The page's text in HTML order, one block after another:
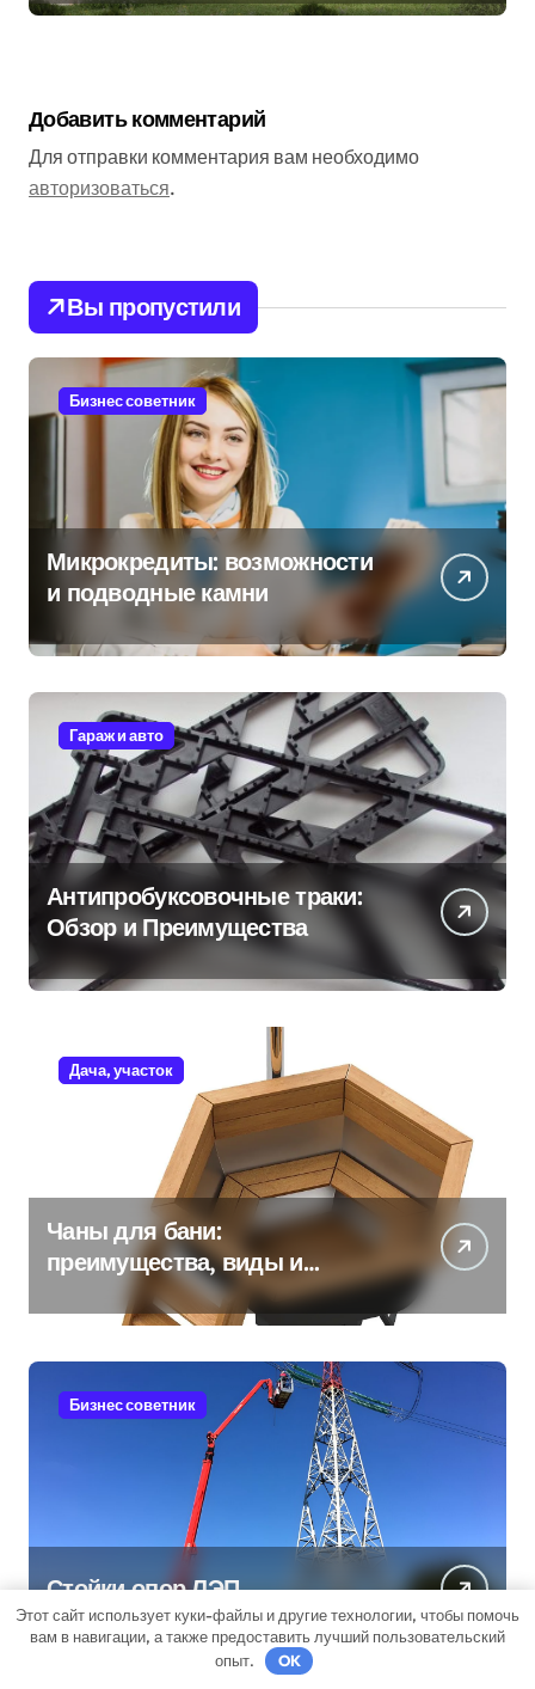
Добавить комментарий
Для отправки комментария вам необходимо
авторизоваться.
Вы пропустили
Бизнес советник
Микрокредиты: возможности
и подводные камни
Гараж и авто
Антипробуксовочные траки:
Обзор и Преимущества
Дача, участок
Чаны для бани:
преимущества, виды и
особенности использования
Бизнес советник
Стойки опор ЛЭП
Этот сайт использует куки-файлы и другие технологии, чтобы помочь
вам в навигации, а также предоставить лучший пользовательский
опыт.
OK